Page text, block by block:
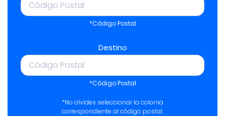
*Código Postal
Destino
*Código Postal
*No olvides seleccionar la colonia
correspondiente al código postal.